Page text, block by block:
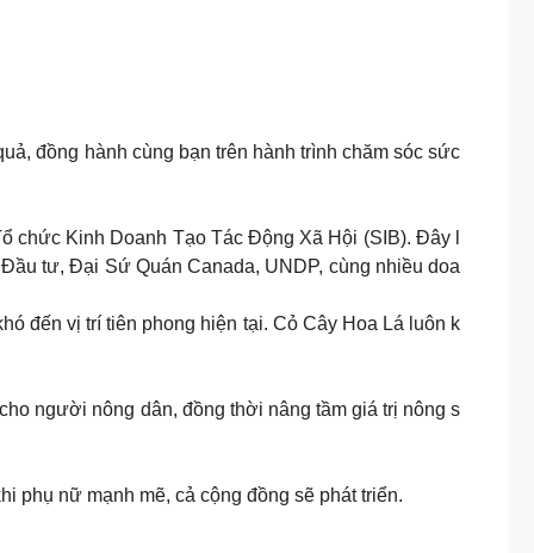
đồng hành cùng bạn trên hành trình chăm sóc sức
chức Kinh Doanh Tạo Tác Động Xã Hội (SIB). Đây l
tư, Đại Sứ Quán Canada, UNDP, cùng nhiều doa
đến vị trí tiên phong hiện tại. Cỏ Cây Hoa Lá luôn k
người nông dân, đồng thời nâng tầm giá trị nông s
phụ nữ mạnh mẽ, cả cộng đồng sẽ phát triển.